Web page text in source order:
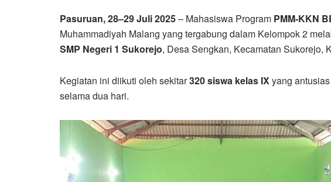
Pasuruan, 28–29 Juli 2025– Mahasiswa Program PMM-KKN
Muhammadiyah Malang yang tergabung dalam Kelompok 2
SMP Negeri 1 Sukorejo, Desa Sengkan, Kecamatan Sukorejo,
Kegiatan ini diikuti oleh sekitar320 siswa kelas IX yang
selama dua hari.